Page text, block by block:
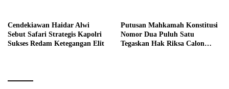
Cendekiawan Haidar Alwi
Sebut Safari Strategis Kapolri
Sukses Redam Ketegangan Elit
Putusan Mahkamah Konstitusi
Nomor Dua Puluh Satu
Tegaskan Hak Riksa Calon